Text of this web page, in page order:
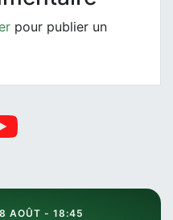
pour publier un
AOÛT - 18:45